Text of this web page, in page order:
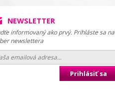
NEWSLETTER
informovaný ako prvý. Prihláste sa na
newslettera
Prihlásiť sa